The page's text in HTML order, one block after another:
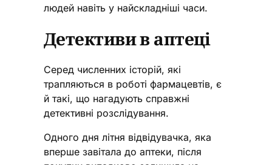
людей навіть у найскладніші часи.
Детективи в аптеці
Серед численних історій, які
трапляються в роботі фармацевтів, є
й такі, що нагадують справжні
детективні розслідування.
Одного дня літня відвідувачка, яка
вперше завітала до аптеки, після